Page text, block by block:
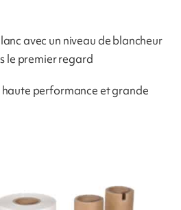
avec un niveau de blancheur
le premier regard
haute performance et grande